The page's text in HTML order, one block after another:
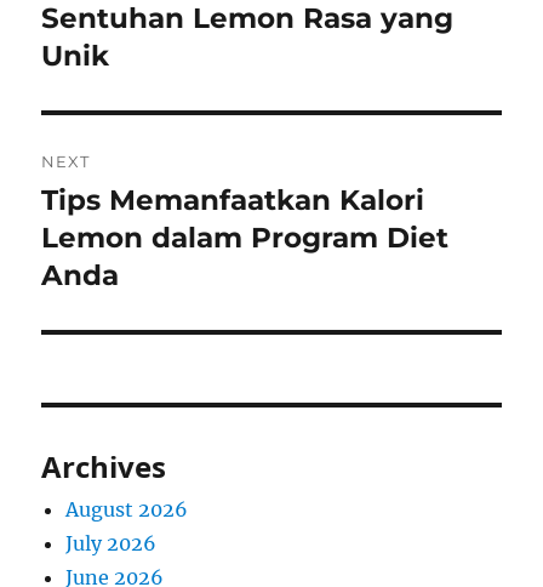
post:
Sentuhan Lemon Rasa yang
Unik
NEXT
Next
post:
Tips Memanfaatkan Kalori
Lemon dalam Program Diet
Anda
Archives
August 2026
July 2026
June 2026